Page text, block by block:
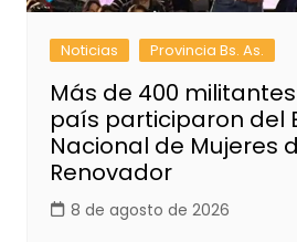
Noticias Provincia Bs. As.
Más de 400
país participaron del
Nacional de Mujeres
Renovador
8 de agosto de 2026